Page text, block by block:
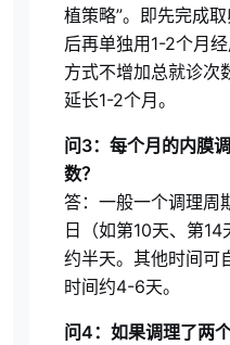
植策略”。即先完成
后再单独用1-2个月
方式不增加总就诊次
延长1-2个月。
问3：每个月的内膜
数？
答：一般一个调理周
日（如第10天、第
约半天。其他时间可
时间约4-6天。
问4：如果调理了两